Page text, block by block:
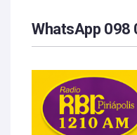
WhatsApp 098